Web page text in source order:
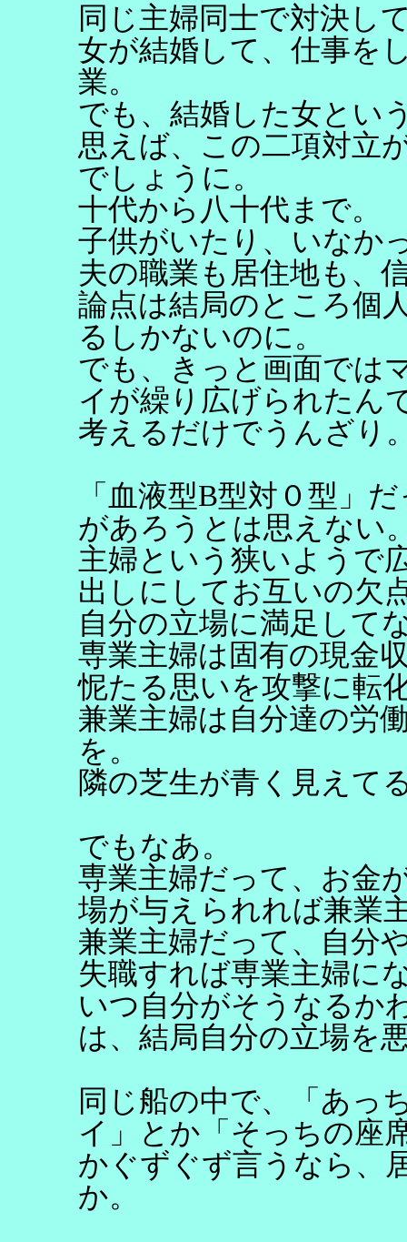
同じ主婦同士で対決し
女が結婚して、仕事を
業。
でも、結婚した女とい
思えば、この二項対立
でしょうに。
十代から八十代まで。
子供がいたり、いなか
夫の職業も居住地も、
論点は結局のところ個
るしかないのに。
でも、きっと画面では
イが繰り広げられたん
考えるだけでうんざり
「血液型B型対０型」
があろうとは思えない
主婦という狭いようで
出しにしてお互いの欠
自分の立場に満足して
専業主婦は固有の現金
怩たる思いを攻撃に転
兼業主婦は自分達の労
を。
隣の芝生が青く見えて
でもなあ。
専業主婦だって、お金
場が与えられれば兼業
兼業主婦だって、自分
失職すれば専業主婦に
いつ自分がそうなるか
は、結局自分の立場を
同じ船の中で、「あっ
イ」とか「そっちの座
かぐずぐず言うなら、
か。